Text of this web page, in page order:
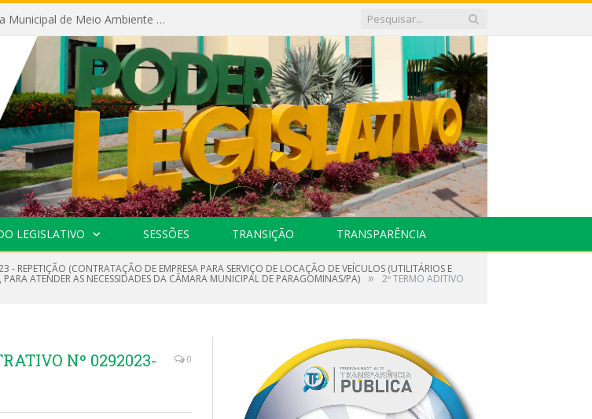
Câmara recebe palestra da Secretária Municipal de Meio Ambiente sobre as ações da “SEMANA DO MEIO AMBIENTE”
LEGISLATIVO SESSÕES TRANSIÇÃO TRANSPARÊNCIA
- REPETIÇÃO (CONTRATAÇÃO DE EMPRESA PARA SERVIÇO DE LOCAÇÃO DE VEÍCULOS (UTILITÁRIOS E
ATENDER AS NECESSIDADES DA CÂMARA MUNICIPAL DE PARAGOMINAS/PA) » 2º TERMO ADITIVO
Nº 0292023-
0